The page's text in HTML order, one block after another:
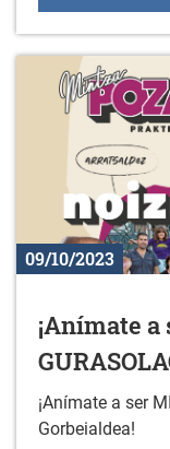
09/10/2023
¡Anímate
¡Anímate a ser
Gorbeialdea!